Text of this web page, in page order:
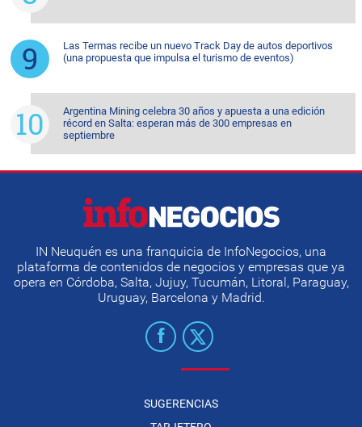
Las Termas recibe un nuevo Track Day de autos deportivos
(una propuesta que impulsa el turismo de eventos)
Argentina Mining celebra 30 años y apuesta a una edición
récord en Salta: esperan más de 300 empresas en
septiembre
IN Neuquén es una franquicia de InfoNegocios, una
plataforma de contenidos de negocios y empresas que ya
opera en Córdoba, Salta, Jujuy, Tucumán, Litoral, Paraguay,
Uruguay, Barcelona y Madrid.
SUGERENCIAS